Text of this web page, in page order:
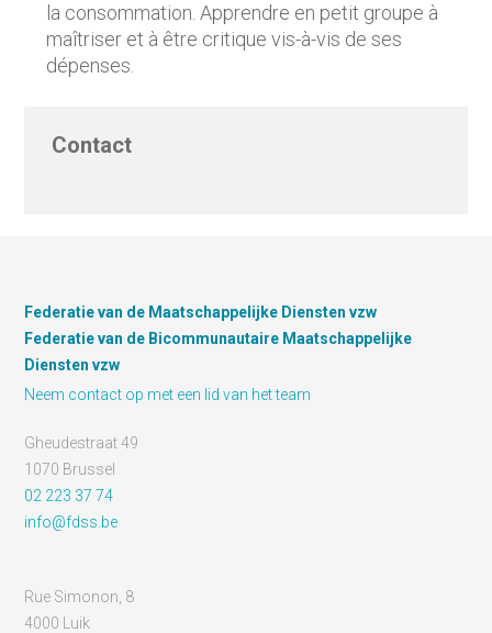
la consommation. Apprendre en petit groupe à
maîtriser et à être critique vis-à-vis de ses
dépenses.
Contact
Federatie van de Maatschappelijke Diensten vzw
Federatie van de Bicommunautaire Maatschappelijke
Diensten vzw
Neem contact op met een lid van het team
Gheudestraat 49
1070 Brussel
02 223 37 74
info@fdss.be
Rue Simonon, 8
4000 Luik